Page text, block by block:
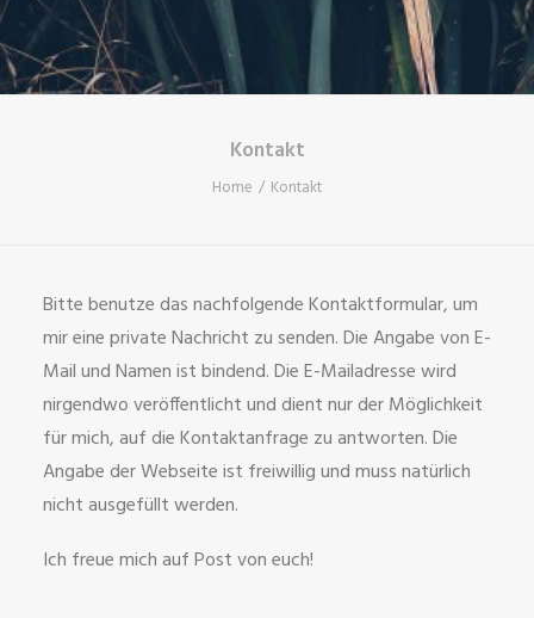
Kontakt
Home Kontakt
Bitte benutze das nachfolgende Kontaktformular, um
mir eine private Nachricht zu senden. Die Angabe von E-
Mail und Namen ist bindend. Die E-Mailadresse wird
nirgendwo veröffentlicht und dient nur der Möglichkeit
für mich, auf die Kontaktanfrage zu antworten. Die
Angabe der Webseite ist freiwillig und muss natürlich
nicht ausgefüllt werden.
Ich freue mich auf Post von euch!